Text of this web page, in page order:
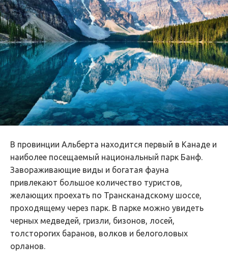
В провинции Альберта находится первый в Канаде и
наиболее посещаемый национальный парк Банф.
Завораживающие виды и богатая фауна
привлекают большое количество туристов,
желающих проехать по Трансканадскому шоссе,
проходящему через парк. В парке можно увидеть
черных медведей, гризли, бизонов, лосей,
толсторогих баранов, волков и белоголовых
орланов.